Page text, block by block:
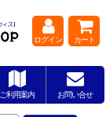
ログイン カート
ご利用案内 お問い合せ